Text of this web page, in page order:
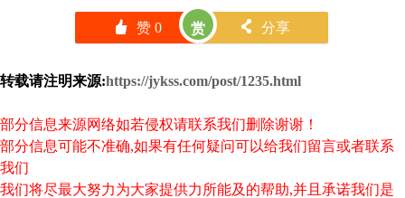
󰄼 赞 0 赏 󰄯 分享
转载请注明来源:https://jykss.com/post/1235.html
部分信息来源网络如若侵权请联系我们删除谢谢！
部分信息可能不准确,如果有任何疑问可以给我们留言或者联系
我们
我们将尽最大努力为大家提供力所能及的帮助,并且承诺我们是